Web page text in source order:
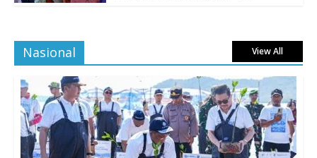
Nasional View All